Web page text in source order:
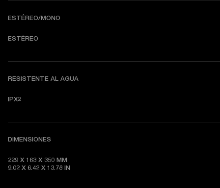
ESTÉREO/MONO
ESTÉREO
RESISTENTE AL AGUA
IPX2
DIMENSIONES
229 X 163 X 350 MM
9.02 X 6.42 X 13.78 IN